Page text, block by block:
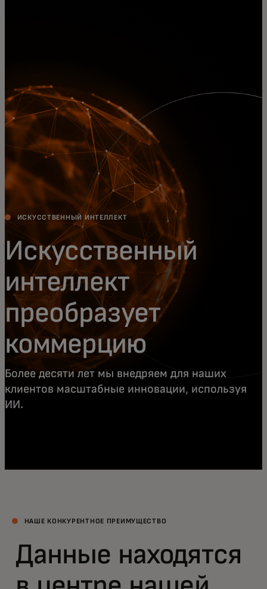
Для всего мира
Для новаторов
Новости и тренды
ИСКУССТВЕННЫЙ ИНТЕЛЛЕКТ
Искусственный
интеллект
преобразует
коммерцию
Более десяти лет мы внедряем для наших
клиентов масштабные инновации, используя
ИИ.
НАШЕ КОНКУРЕНТНОЕ ПРЕИМУЩЕСТВО
Данные находятся